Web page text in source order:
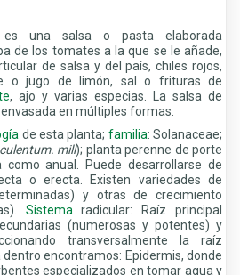
una salsa o pasta elaborada
de los tomates a la que se le añade,
de salsa y del país, chiles rojos,
o jugo de limón, sal o frituras de
, ajo y varias especias. La salsa de
en múltiples formas.
de esta planta; familia: Solanaceae;
mill); planta perenne de porte
anual. Puede desarrollarse de
o erecta. Existen variedades de
y otras de crecimiento
Sistema radicular: Raíz principal
(numerosas y potentes) y
transversalmente la raíz
encontramos: Epidermis, donde
especializados en tomar agua y